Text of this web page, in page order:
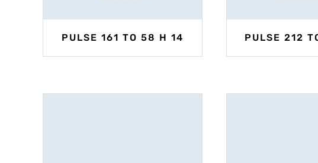
PULSE 161 TO 58 H 14 PULSE 212